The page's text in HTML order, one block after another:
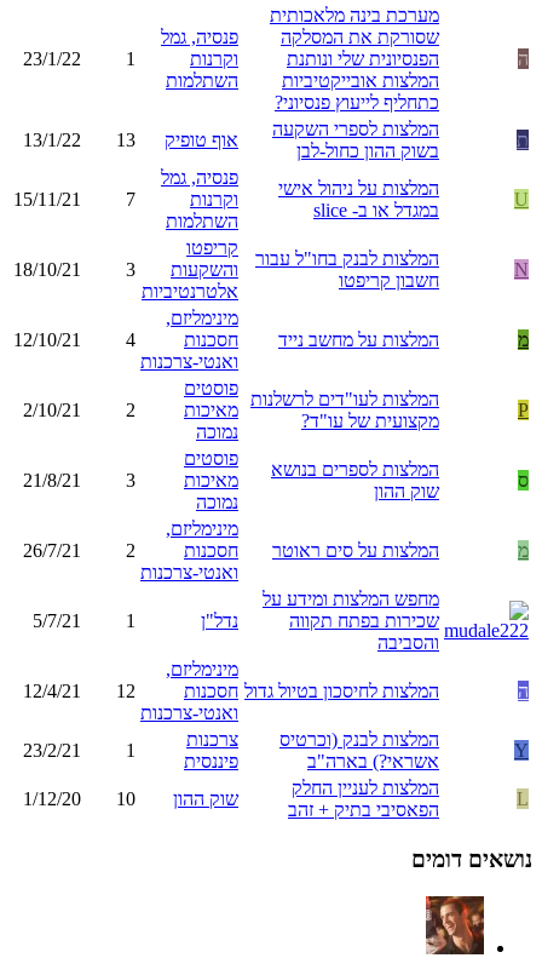
ה
מערכת בינה מלאכותית
שסורקת את המסלקה
הפנסיונית שלי ונותנת
המלצות אובייקטיביות
כתחליף לייעוץ פנסיוני?
פנסיה, גמל
וקרנות
השתלמות
1
23/1/22
ת
המלצות לספרי השקעה
בשוק ההון כחול-לבן
אוף טופיק 13
13/1/22
U
המלצות על ניהול אישי
במגדל או ב- slice
פנסיה, גמל
וקרנות
השתלמות
7
15/11/21
N
המלצות לבנק בחו"ל עבור
חשבון קריפטו
קריפטו
והשקעות
אלטרנטיביות
3
18/10/21
מ המלצות על מחשב נייד
מינימליזם,
חסכנות
ואנטי-צרכנות
4
12/10/21
P
המלצות לעו"דים לרשלנות
מקצועית של עו"ד?
פוסטים
מאיכות
נמוכה
2
2/10/21
ס
המלצות לספרים בנושא
שוק ההון
פוסטים
מאיכות
נמוכה
3
21/8/21
מ המלצות על סים ראוטר
מינימליזם,
חסכנות
ואנטי-צרכנות
2
26/7/21
מחפש המלצות ומידע על
שכירות בפתח תקווה
והסביבה
נדל"ן 1
5/7/21
ה המלצות לחיסכון בטיול גדול
מינימליזם,
חסכנות
ואנטי-צרכנות
12
12/4/21
Y
המלצות לבנק (וכרטיס
אשראי?) בארה"ב
צרכנות
פיננסית
1
23/2/21
L
המלצות לעניין החלק
הפאסיבי בתיק + זהב
שוק ההון 10
1/12/20
נושאים דומים